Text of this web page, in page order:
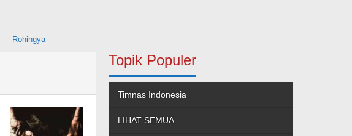
Rohingya
Topik Populer
Timnas Indonesia
LIHAT SEMUA